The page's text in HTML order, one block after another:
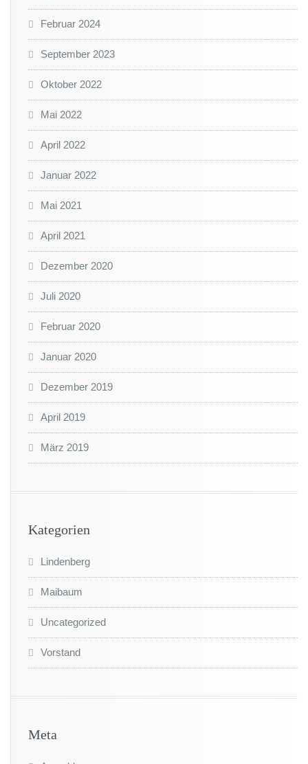
Februar 2024
September 2023
Oktober 2022
Mai 2022
April 2022
Januar 2022
Mai 2021
April 2021
Dezember 2020
Juli 2020
Februar 2020
Januar 2020
Dezember 2019
April 2019
März 2019
Kategorien
Lindenberg
Maibaum
Uncategorized
Vorstand
Meta